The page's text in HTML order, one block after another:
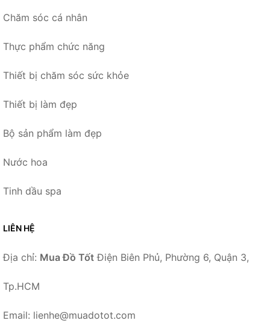
Chăm sóc cá nhân
Thực phẩm chức năng
Thiết bị chăm sóc sức khỏe
Thiết bị làm đẹp
Bộ sản phẩm làm đẹp
Nước hoa
Tinh dầu spa
LIÊN HỆ
Địa chỉ: Mua Đồ Tốt Điện Biên Phủ, Phường 6, Quận 3,
Tp.HCM
Email: lienhe@muadotot.com